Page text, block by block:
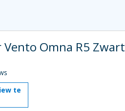
Vento Omna R5 Zwart
te